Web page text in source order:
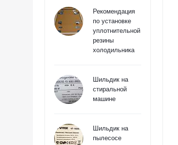
Рекомендация
по установке
уплотнительной
резины
холодильника
Шильдик на
стиральной
машине
Шильдик на
пылесосе